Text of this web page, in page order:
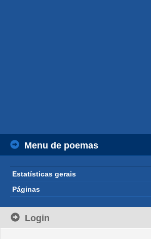
Menu de poemas
Estatísticas gerais
Páginas
Login